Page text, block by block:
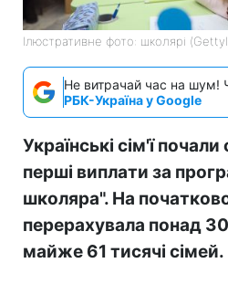
Ілюстративне фото: школярі
Не витрачай час на шум!
РБК-Україна у Google
Українські сім'ї
перші виплати за
школяра". На
перерахувала понад
майже 61 тисячі сімей.